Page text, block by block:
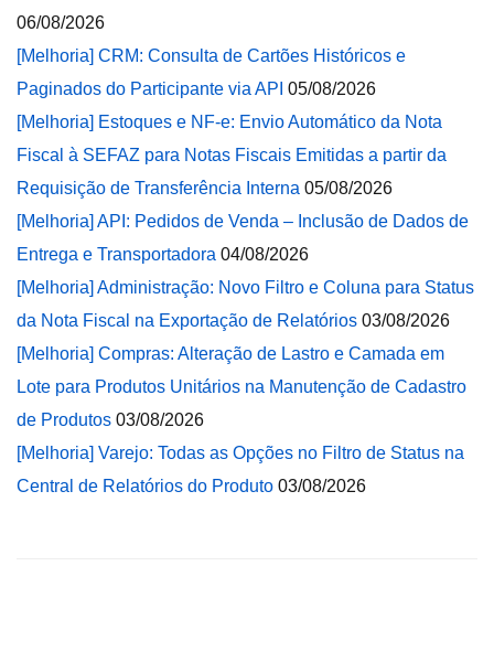
06/08/2026
[Melhoria] CRM: Consulta de Cartões Históricos e
Paginados do Participante via API 05/08/2026
[Melhoria] Estoques e NF-e: Envio Automático da Nota
Fiscal à SEFAZ para Notas Fiscais Emitidas a partir da
Requisição de Transferência Interna 05/08/2026
[Melhoria] API: Pedidos de Venda – Inclusão de Dados de
Entrega e Transportadora 04/08/2026
[Melhoria] Administração: Novo Filtro e Coluna para Status
da Nota Fiscal na Exportação de Relatórios 03/08/2026
[Melhoria] Compras: Alteração de Lastro e Camada em
Lote para Produtos Unitários na Manutenção de Cadastro
de Produtos 03/08/2026
[Melhoria] Varejo: Todas as Opções no Filtro de Status na
Central de Relatórios do Produto 03/08/2026